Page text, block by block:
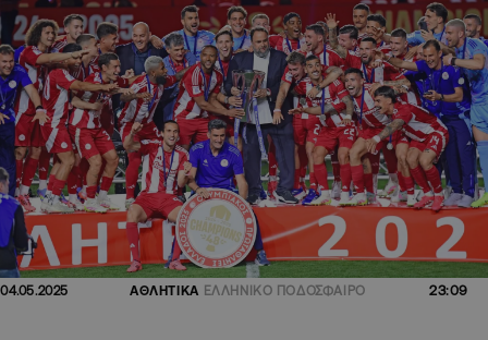
04.05.2025 ΑΘΛΗΤΙΚΑ ΕΛΛΗΝΙΚΟ ΠΟΔΟΣΦΑΙΡΟ 23:09